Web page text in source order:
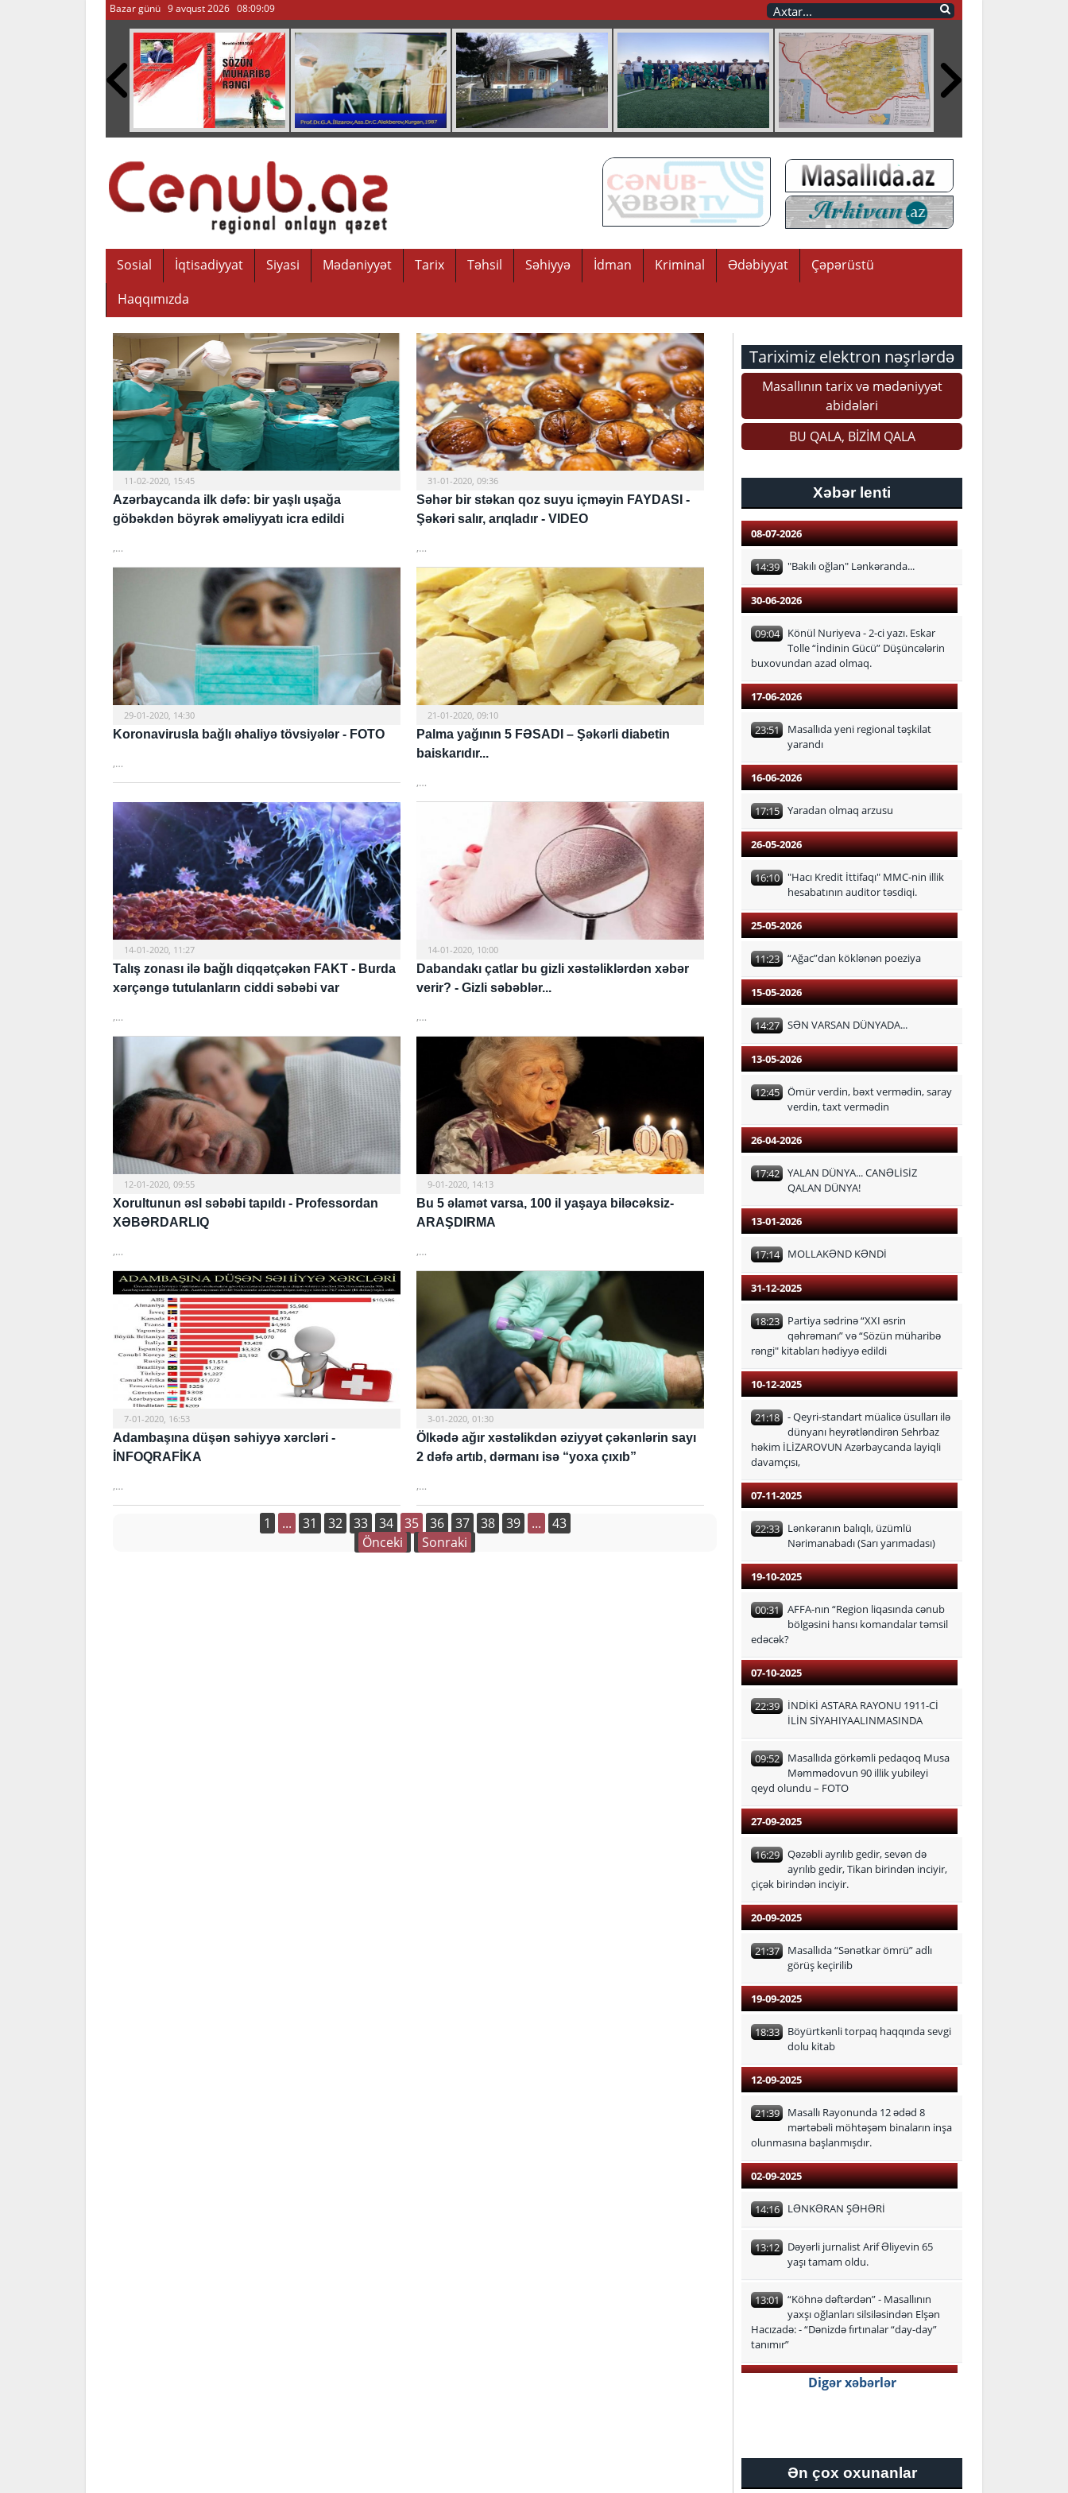
Bazar günü 9 avqust 2026 08:09:10
Sosial İqtisadiyyat Siyasi Mədəniyyət Tarix Təhsil Səhiyyə İdman Kriminal Ədəbiyyat
Çəpərüstü
Haqqımızda
11-02-2020, 15:45
Azərbaycanda ilk dəfə: bir yaşlı uşağa
göbəkdən böyrək əməliyyatı icra edildi
,…
31-01-2020, 09:36
Səhər bir stəkan qoz suyu içməyin FAYDASI -
Şəkəri salır, arıqladır - VIDEO
,…
29-01-2020, 14:30
Koronavirusla bağlı əhaliyə tövsiyələr - FOTO
,…
21-01-2020, 09:10
Palma yağının 5 FƏSADI – Şəkərli diabetin
baiskarıdır...
,…
14-01-2020, 11:27
Talış zonası ilə bağlı diqqətçəkən FAKT - Burda
xərçəngə tutulanların ciddi səbəbi var
,…
14-01-2020, 10:00
Dabandakı çatlar bu gizli xəstəliklərdən xəbər
verir? - Gizli səbəblər...
,…
12-01-2020, 09:55
Xorultunun əsl səbəbi tapıldı - Professordan
XƏBƏRDARLIQ
,…
9-01-2020, 14:13
Bu 5 əlamət varsa, 100 il yaşaya biləcəksiz-
ARAŞDIRMA
,…
7-01-2020, 16:53
Adambaşına düşən səhiyyə xərcləri -
İNFOQRAFİKA
,…
3-01-2020, 01:30
Ölkədə ağır xəstəlikdən əziyyət çəkənlərin sayı
2 dəfə artıb, dərmanı isə “yoxa çıxıb”
,…
1 ... 31 32 33 34 35 36 37 38 39 ...
43
Önceki
Sonraki
Tariximiz elektron nəşrlərdə
Masallının tarix və mədəniyyət
abidələri
BU QALA, BİZİM QALA
Xəbər lenti
08-07-2026
14:39 "Bakılı oğlan" Lənkəranda...
30-06-2026
09:04
Könül Nuriyeva - 2-ci yazı. Eskar
Tolle “İndinin Gücü” Düşüncələrin
buxovundan azad olmaq.
17-06-2026
23:51
Masallıda yeni regional təşkilat
yarandı
16-06-2026
17:15 Yaradan olmaq arzusu
26-05-2026
16:10 "Hacı Kredit İttifaqı" MMC-nin illik
hesabatının auditor təsdiqi.
25-05-2026
11:23 “Ağac”dan köklənən poeziya
15-05-2026
14:27 SƏN VARSAN DÜNYADA...
13-05-2026
12:45 Ömür verdin, bəxt vermədin, saray
verdin, taxt vermədin
26-04-2026
17:42 YALAN DÜNYA... CANƏLİSİZ
QALAN DÜNYA!
13-01-2026
17:14 MOLLAKƏND KƏNDİ
31-12-2025
18:23
Partiya sədrinə “XXI əsrin
qəhrəmanı” və “Sözün müharibə
rəngi" kitabları hədiyyə edildi
10-12-2025
21:18 - Qeyri-standart müalicə üsulları ilə
dünyanı heyrətləndirən Sehrbaz
həkim İLİZAROVUN Azərbaycanda layiqli
davamçısı,
07-11-2025
22:33
Lənkəranın balıqlı, üzümlü
Nərimanabadı (Sarı yarımadası)
19-10-2025
00:31 AFFA-nın “Region liqasında cənub
bölgəsini hansı komandalar təmsil
edəcək?
07-10-2025
22:39
İNDİKİ ASTARA RAYONU 1911-Cİ
İLİN SİYAHIYAALINMASINDA
09:52
Masallıda görkəmli pedaqoq Musa
Məmmədovun 90 illik yubileyi
qeyd olundu – FOTO
27-09-2025
16:29 Qəzəbli ayrılıb gedir, sevən də
ayrılıb gedir, Tikan birindən inciyir,
çiçək birindən inciyir.
20-09-2025
21:37
Masallıda “Sənətkar ömrü” adlı
görüş keçirilib
19-09-2025
18:33
Böyürtkənli torpaq haqqında sevgi
dolu kitab
12-09-2025
21:39
Masallı Rayonunda 12 ədəd 8
mərtəbəli möhtəşəm binaların inşa
olunmasına başlanmışdır.
02-09-2025
14:16 LƏNKƏRAN ŞƏHƏRİ
13:12
Dəyərli jurnalist Arif Əliyevin 65
yaşı tamam oldu.
13:01 “Köhnə dəftərdən” - Masallının
yaxşı oğlanları silsiləsindən Elşən
Hacızadə: - “Dənizdə fırtınalar “day-day”
tanımır”
29-08-2025
27-08-2025
Digər xəbərlər
Ən çox oxunanlar